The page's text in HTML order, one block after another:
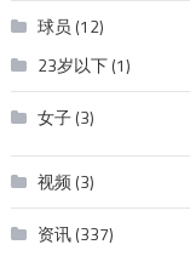
球员 (12)
23岁以下(1)
女子(3)
视频(3)
资讯(337)